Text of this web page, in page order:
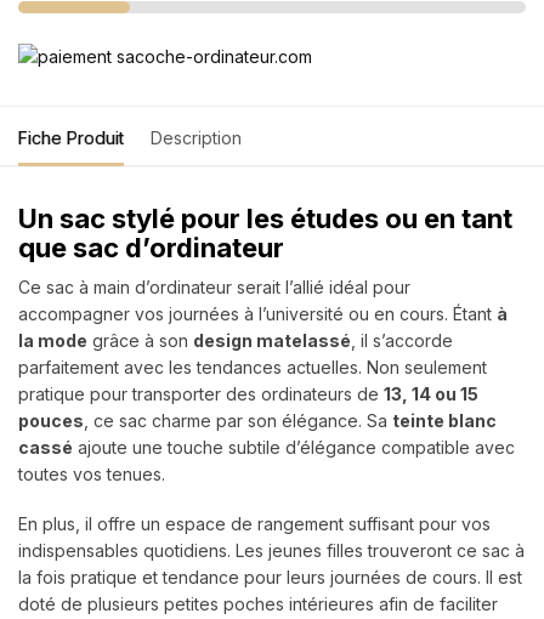
Fiche Produit Description
Un sac stylé pour les études ou en tant
que sac d’ordinateur
Ce sac à main d’ordinateur serait l’allié idéal pour
accompagner vos journées à l’université ou en cours. Étant à
la mode grâce à son design matelassé , il s’accorde
parfaitement avec les tendances actuelles. Non seulement
pratique pour transporter des ordinateurs de 13, 14 ou 15
pouces , ce sac charme par son élégance. Sa teinte blanc
cassé ajoute une touche subtile d’élégance compatible avec
toutes vos tenues.
En plus, il offre un espace de rangement suffisant pour vos
indispensables quotidiens. Les jeunes filles trouveront ce sac à
la fois pratique et tendance pour leurs journées de cours. Il est
doté de plusieurs petites poches intérieures afin de faciliter